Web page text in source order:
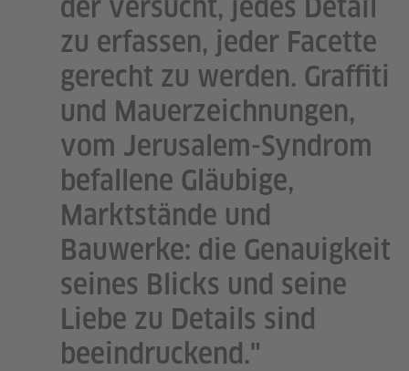
der versucht, jedes Detail
zu erfassen, jeder Facette
gerecht zu werden. Graffiti
und Mauerzeichnungen,
vom Jerusalem-Syndrom
befallene Gläubige,
Marktstände und
Bauwerke: die Genauigkeit
seines Blicks und seine
Liebe zu Details sind
beeindruckend."